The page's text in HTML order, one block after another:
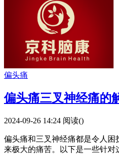
偏头痛
偏头痛三叉神经痛的
2024-09-26 14:24 阅读()
偏头痛和三叉神经痛都是令人
来极大的痛苦。以下是一些针对